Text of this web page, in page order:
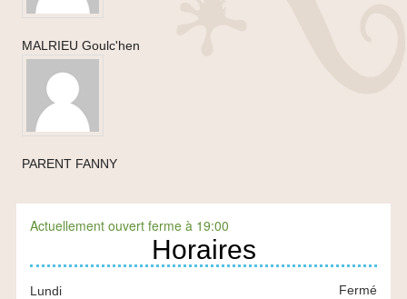
MALRIEU Goulc'hen
PARENT FANNY
En
bref
Actuellement ouvert ferme à 19:00
Horaires
Lundi
Fermé